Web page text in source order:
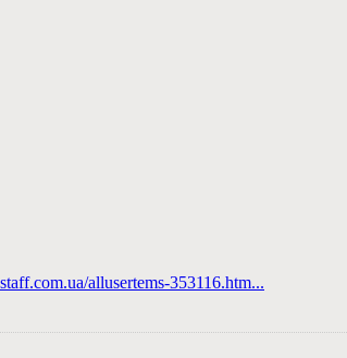
allusertems-353116.htm...